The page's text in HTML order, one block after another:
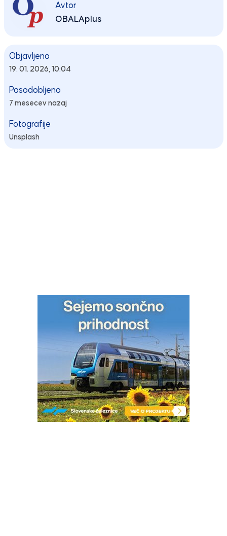
Avtor
OBALAplus
Objavljeno
19. 01. 2026, 10:04
Posodobljeno
7 mesecev nazaj
Fotografije
Unsplash